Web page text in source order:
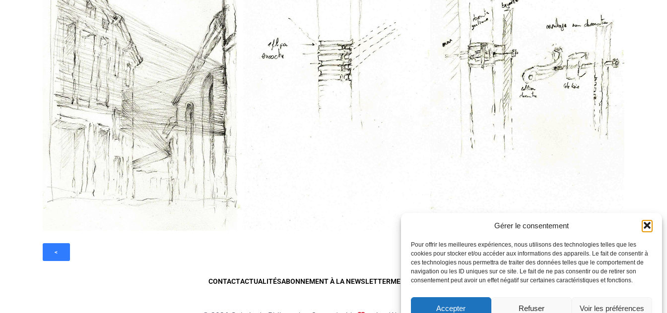
Gérer le consentement
Pour offrir les meilleures expériences, nous utilisons des technologies telles que les
cookies pour stocker et/ou accéder aux informations des appareils. Le fait de consentir à
ces technologies nous permettra de traiter des données telles que le comportement de
navigation ou les ID uniques sur ce site. Le fait de ne pas consentir ou de retirer son
consentement peut avoir un effet négatif sur certaines caractéristiques et fonctions.
Accepter Refuser Voir les préférences
< >
CONTACTACTUALITÉSABONNEMENT À LA NEWSLETTERMENTIONS LÉGALES